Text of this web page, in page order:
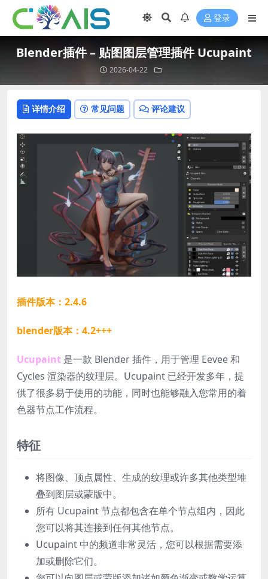
登录
Blender插件 – 贴图图层管理插件 Ucupaint
2026-04-22
详情介绍 常见问题 评论建议
插件版本：2.4.6
blender版本：4.2+++
Ucupaint 是一款 Blender 插件，用于管理 Eevee 和
Cycles 渲染器的纹理层。Ucupaint 已经开发多年，提
供了很多易于使用的功能，同时也能够融入您常用的着
色器节点工作流程。
特征
将图像、顶点属性、生成的纹理或许多其他类型堆
叠到图层或蒙版中。
所有 Ucupaint 节点都包含在单个节点组内，因此
您可以将其连接到任何其他节点。
Ucupaint 中的频道非常灵活，您可以根据需要添
加或删除它们。